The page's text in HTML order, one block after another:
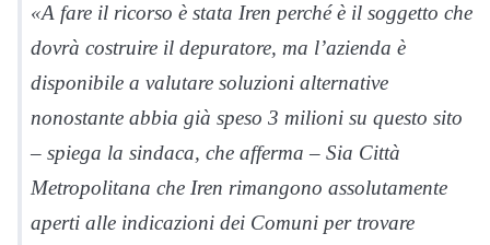
«A fare il ricorso è stata Iren perché è il soggetto che
dovrà costruire il depuratore, ma l’azienda è
disponibile a valutare soluzioni alternative
nonostante abbia già speso 3 milioni su questo sito
– spiega la sindaca, che afferma – Sia Città
Metropolitana che Iren rimangono assolutamente
aperti alle indicazioni dei Comuni per trovare